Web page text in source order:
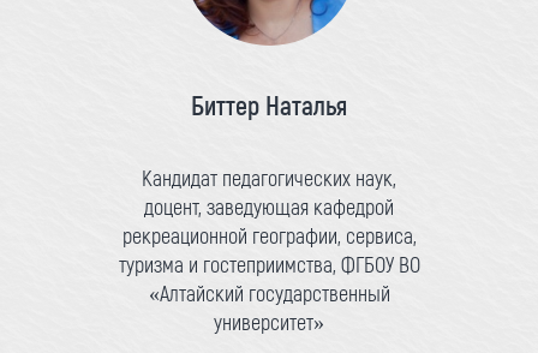
Биттер Наталья
Кандидат педагогических наук,
доцент, заведующая кафедрой
рекреационной географии, сервиса,
туризма и гостеприимства, ФГБОУ ВО
«Алтайский государственный
университет»